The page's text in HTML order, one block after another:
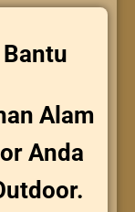
Alam
Anda